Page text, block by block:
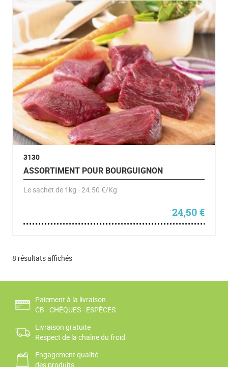
3130
ASSORTIMENT POUR BOURGUIGNON
Le sachet de 1kg - 24.50 €/Kg
24,50€
8 résultats affichésTrié par popularité
Paiement à la livraison
CB - CHÈQUES - ESPÈCES
Livraison gratuite
Respect de la chaîne du froid
Engagement qualité
des produits